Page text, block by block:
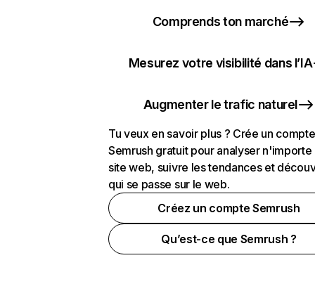
Comprends ton marché
Mesurez votre visibilité dans l’IA
Augmenter le trafic naturel
Tu veux en savoir plus ? Crée un compte
Semrush gratuit pour analyser n'importe
site web, suivre les tendances et
qui se passe sur le web.
Créez un compte Semrush
Qu’est-ce que Semrush ?